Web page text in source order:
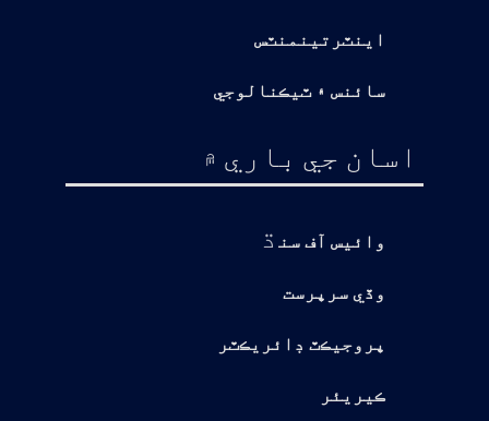
اينٽرتينمنٽس
سائنس ۽ ٽيڪنالوجي
اسان جي باري ۾
وائيس آف سن ڌ
وڏي سرپرست
پروجيڪٽ ڊائريڪٽر
ڪيريئر